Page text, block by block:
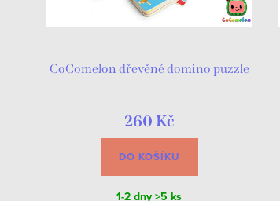
CoComelon dřevěné domino puzzle
260 Kč
DO KOŠÍKU
1-2 dny>5 ks